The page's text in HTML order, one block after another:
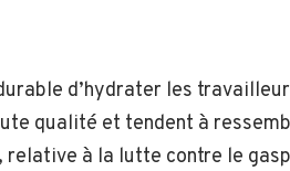
d’hydrater les
qualité et tendent à
à la lutte contre le